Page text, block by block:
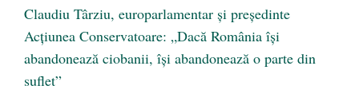
Claudiu Târziu, europarlamentar și președinte
Acțiunea Conservatoare: „Dacă România își
abandonează ciobanii, își abandonează o parte din
suflet”